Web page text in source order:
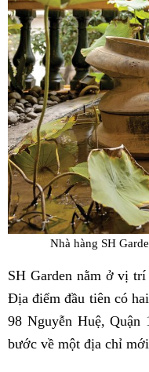
Nhà hàng SH
SH Garden nằm ở vị
Địa điểm đầu tiên có
98 Nguyễn Huệ, Quận
bước về một địa chỉ